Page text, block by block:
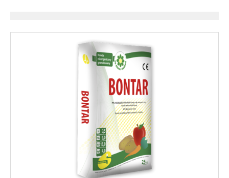
produkt
ma
wiele
wariantów.
Opcje
można
wybrać
na
stronie
produktu